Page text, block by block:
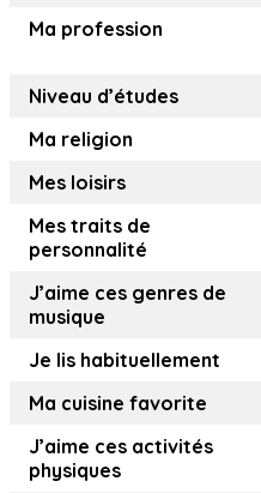
Ma profession
Niveau d’études
Ma religion
Mes loisirs
Mes traits de
personnalité
J’aime ces genres de
musique
Je lis habituellement
Ma cuisine favorite
J’aime ces activités
physiques